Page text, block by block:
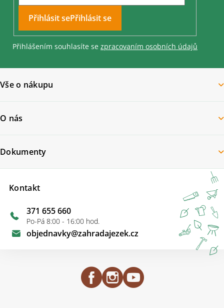
Přihlásit se
Přihlášením souhlasíte se zpracovaním osobních údajů
Vše o nákupu
O nás
Kontakt
objednavky@zahradajezek.cz
371 655 660
Po-Pá 8:00 - 16:00 hod.
Dokumenty